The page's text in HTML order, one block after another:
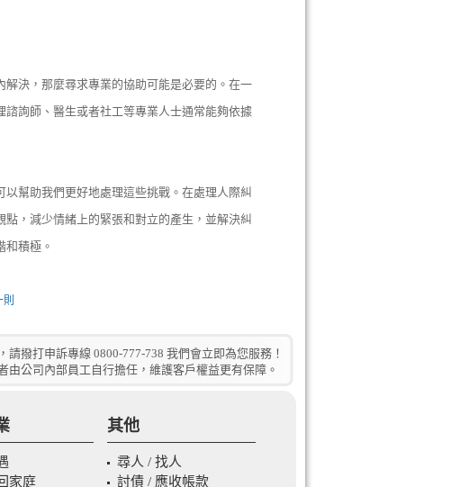
決，那麼尋求專業的協助可能是必要的。在一
詢師、醫生或者社工等專業人士通常能夠依據
幫助我們更好地處理這些挑戰。在處理人際糾
，減少情緒上的緊張和對立的產生，並解決糾
和積極。
則
撥打申訴專線 0800-777-738 我們會立即為您服務！
公司內部員工自行擔任，維護客戶權益更有保障。
家庭
其他
尋人 / 找人
討債 / 應收帳款